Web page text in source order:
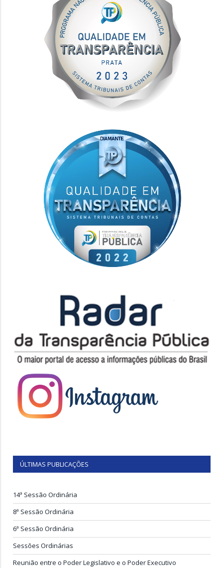
ÚLTIMAS PUBLICAÇÕES
14ª Sessão Ordinária
8ª Sessão Ordinária
6ª Sessão Ordinária
Sessões Ordinárias
Reunião entre o Poder Legislativo e o Poder Executivo